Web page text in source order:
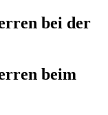
bei der
beim